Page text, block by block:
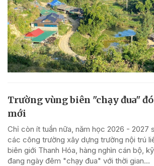
Trường vùng biên "chạy đua"
mới
Chỉ còn ít tuần nữa, năm học 2026 - 2027
các công trường xây dựng trường nội trú
biên giới Thanh Hóa, hàng nghìn cán bộ,
đang ngày đêm "chạy đua" với thời gian...